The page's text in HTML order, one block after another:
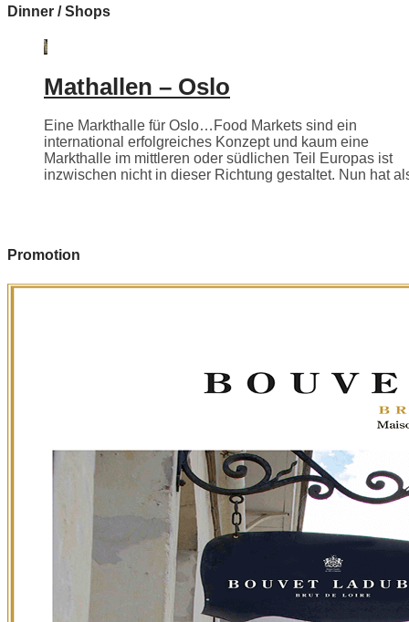
Dinner / Shops
Mathallen – Oslo
Eine Markthalle für Oslo…Food Markets sind ein
international erfolgreiches Konzept und kaum eine
Markthalle im mittleren oder südlichen Teil Europas ist
inzwischen nicht in dieser Richtung gestaltet. Nun hat
Promotion